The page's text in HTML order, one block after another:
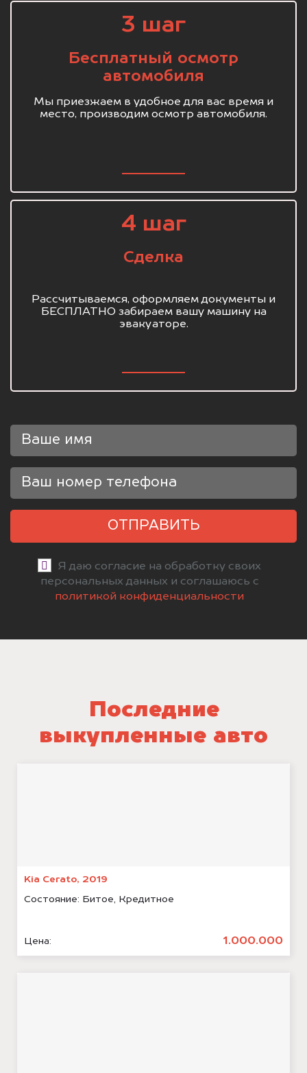
3 шаг
Бесплатный осмотр
автомобиля
Мы приезжаем в удобное для вас время и
место, производим осмотр автомобиля.
4 шаг
Сделка
Рассчитываемся, оформляем документы и
БЕСПЛАТНО забираем вашу машину на
эвакуаторе.
ОТПРАВИТЬ
Я даю согласие на обработку своих
персональных данных и соглашаюсь с
политикой конфиденциальности
Последние
выкупленные авто
Kia Cerato, 2019
Состояние: Битое, Кредитное
Цена: 1.000.000